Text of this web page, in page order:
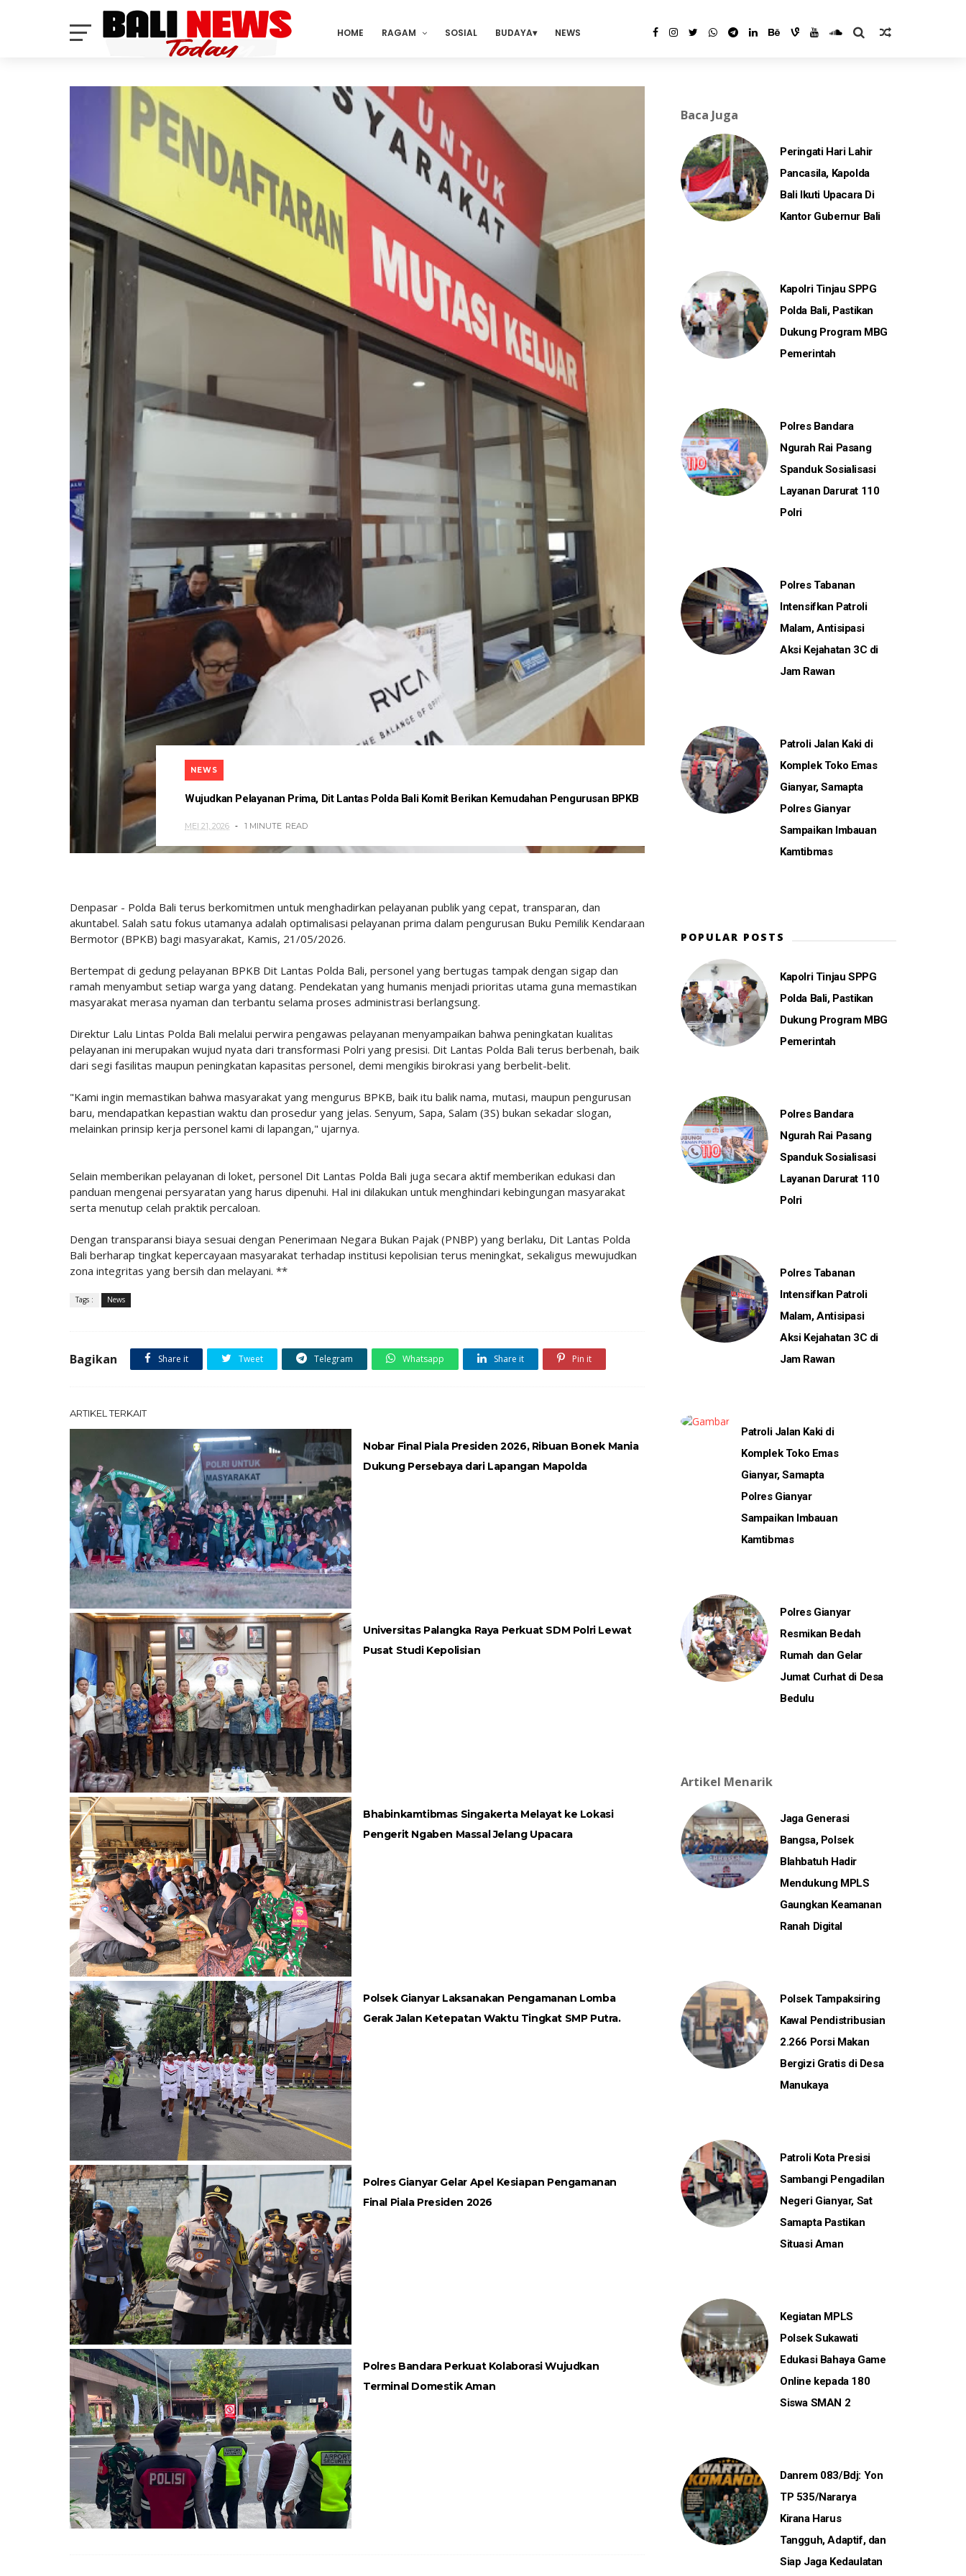
HOME RAGAM SOSIAL BUDAYA NEWS
NEWS
Wujudkan Pelayanan Prima, Dit Lantas Polda Bali Komit Berikan Kemudahan Pengurusan BPKB
MEI 21, 2026 1 MINUTE READ
Denpasar - Polda Bali terus berkomitmen untuk menghadirkan pelayanan publik yang cepat, transparan, dan
akuntabel. Salah satu fokus utamanya adalah optimalisasi pelayanan prima dalam pengurusan Buku Pemilik Kendaraan
Bermotor (BPKB) bagi masyarakat, Kamis, 21/05/2026.
​Bertempat di gedung pelayanan BPKB Dit Lantas Polda Bali, personel yang bertugas tampak dengan sigap dan
ramah menyambut setiap warga yang datang. Pendekatan yang humanis menjadi prioritas utama guna memastikan
masyarakat merasa nyaman dan terbantu selama proses administrasi berlangsung.
​Direktur Lalu Lintas Polda Bali melalui perwira pengawas pelayanan menyampaikan bahwa peningkatan kualitas
pelayanan ini merupakan wujud nyata dari transformasi Polri yang presisi. Dit Lantas Polda Bali terus berbenah, baik
dari segi fasilitas maupun peningkatan kapasitas personel, demi mengikis birokrasi yang berbelit-belit.
​"Kami ingin memastikan bahwa masyarakat yang mengurus BPKB, baik itu balik nama, mutasi, maupun pengurusan
baru, mendapatkan kepastian waktu dan prosedur yang jelas. Senyum, Sapa, Salam (3S) bukan sekadar slogan,
melainkan prinsip kerja personel kami di lapangan," ujarnya.
​Selain memberikan pelayanan di loket, personel Dit Lantas Polda Bali juga secara aktif memberikan edukasi dan
panduan mengenai persyaratan yang harus dipenuhi. Hal ini dilakukan untuk menghindari kebingungan masyarakat
serta menutup celah praktik percaloan.
​Dengan transparansi biaya sesuai dengan Penerimaan Negara Bukan Pajak (PNBP) yang berlaku, Dit Lantas Polda
Bali berharap tingkat kepercayaan masyarakat terhadap institusi kepolisian terus meningkat, sekaligus mewujudkan
zona integritas yang bersih dan melayani. **
Tags : News
Bagikan Share it Tweet Telegram Whatsapp Share it Pin it
ARTIKEL TERKAIT
Nobar Final Piala Presiden 2026, Ribuan Bonek Mania
Dukung Persebaya dari Lapangan Mapolda
Universitas Palangka Raya Perkuat SDM Polri Lewat
Pusat Studi Kepolisian
Bhabinkamtibmas Singakerta Melayat ke Lokasi
Pengerit Ngaben Massal Jelang Upacara
Polsek Gianyar Laksanakan Pengamanan Lomba
Gerak Jalan Ketepatan Waktu Tingkat SMP Putra.
Polres Gianyar Gelar Apel Kesiapan Pengamanan
Final Piala Presiden 2026
Polres Bandara Perkuat Kolaborasi Wujudkan
Terminal Domestik Aman
Baca Juga
Peringati Hari Lahir
Pancasila, Kapolda
Bali Ikuti Upacara Di
Kantor Gubernur Bali
Kapolri Tinjau SPPG
Polda Bali, Pastikan
Dukung Program MBG
Pemerintah
Polres Bandara
Ngurah Rai Pasang
Spanduk Sosialisasi
Layanan Darurat 110
Polri
Polres Tabanan
Intensifkan Patroli
Malam, Antisipasi
Aksi Kejahatan 3C di
Jam Rawan
Patroli Jalan Kaki di
Komplek Toko Emas
Gianyar, Samapta
Polres Gianyar
Sampaikan Imbauan
Kamtibmas
POPULAR POSTS
Kapolri Tinjau SPPG
Polda Bali, Pastikan
Dukung Program MBG
Pemerintah
Polres Bandara
Ngurah Rai Pasang
Spanduk Sosialisasi
Layanan Darurat 110
Polri
Polres Tabanan
Intensifkan Patroli
Malam, Antisipasi
Aksi Kejahatan 3C di
Jam Rawan
Patroli Jalan Kaki di
Komplek Toko Emas
Gianyar, Samapta
Polres Gianyar
Sampaikan Imbauan
Kamtibmas
Polres Gianyar
Resmikan Bedah
Rumah dan Gelar
Jumat Curhat di Desa
Bedulu
Artikel Menarik
Jaga Generasi
Bangsa, Polsek
Blahbatuh Hadir
Mendukung MPLS
Gaungkan Keamanan
Ranah Digital
Polsek Tampaksiring
Kawal Pendistribusian
2.266 Porsi Makan
Bergizi Gratis di Desa
Manukaya
Patroli Kota Presisi
Sambangi Pengadilan
Negeri Gianyar, Sat
Samapta Pastikan
Situasi Aman
Kegiatan MPLS
Polsek Sukawati
Edukasi Bahaya Game
Online kepada 180
Siswa SMAN 2
Danrem 083/Bdj: Yon
TP 535/Nararya
Kirana Harus
Tangguh, Adaptif, dan
Siap Jaga Kedaulatan